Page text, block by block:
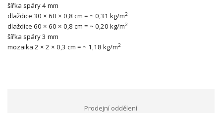
šířka spáry 4 mm
dlaždice 30 × 60 × 0,8 cm = ~ 0,31 kg/m2
dlaždice 60 × 60 × 0,8 cm = ~ 0,20 kg/m2
šířka spáry 3 mm
mozaika 2 × 2 × 0,3 cm = ~ 1,18 kg/m2
Prodejní oddělení